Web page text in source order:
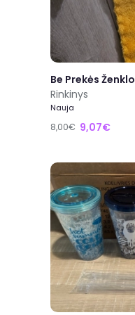
Be Prekės Ženklo
Rinkinys
Nauja
8,00€ 9,07€